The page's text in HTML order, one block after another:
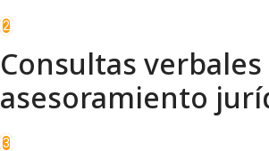
2
Consultas verbales
asesoramiento
3